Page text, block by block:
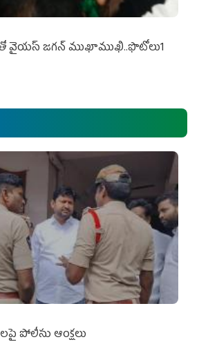
వైయ‌స్ జ‌గ‌న్ ముఖాముఖి..ఫొటోలు1
పోలీసు ఆంక్షలు